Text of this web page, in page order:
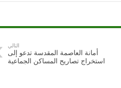
التالي
أمانة العاصمة المقدسة تدعو إلى
استخراج تصاريح المساكن الجماعية